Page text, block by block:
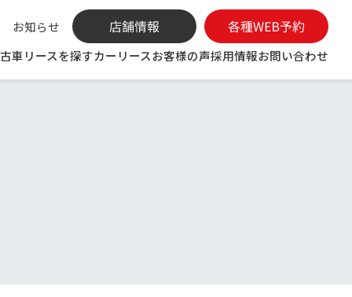
お知らせ
車リースを探すカーリースお客様の声採用情報お問い合わせ